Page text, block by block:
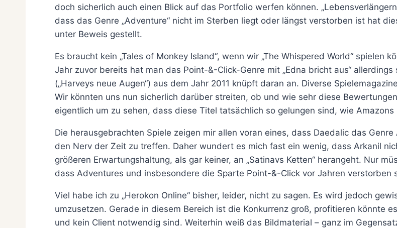
doch sicherlich auch einen Blick auf das Portfolio werfen können.
dass das Genre „Adventure“ nicht im Sterben liegt oder längst verstorben ist hat
unter Beweis gestellt.
Es braucht kein „Tales of Monkey Island“, wenn wir „The Whispered World“
Jahr zuvor bereits hat man das Point-&-Click-Genre mit „Edna bricht aus“
(„Harveys neue Augen“) aus dem Jahr 2011 knüpft daran an. Diverse
Wir könnten uns nun sicherlich darüber streiten, ob und wie sehr diese
eigentlich um zu sehen, dass diese Titel tatsächlich so gelungen sind, wie
Die herausgebrachten Spiele zeigen mir allen voran eines, dass Daedalic das
den Nerv der Zeit zu treffen. Daher wundert es mich fast ein wenig, dass Arkanil
größeren Erwartungshaltung, als gar keiner, an „Satinavs Ketten“ herangeht. Nur
dass Adventures und insbesondere die Sparte Point-&-Click vor Jahren verstorben
Viel habe ich zu „Herokon Online“ bisher, leider, nicht zu sagen. Es wird jedoch
umzusetzen. Gerade in diesem Bereich ist die Konkurrenz groß, profitieren könnte
und kein Client notwendig sind. Weiterhin weiß das Bildmaterial – ganz im